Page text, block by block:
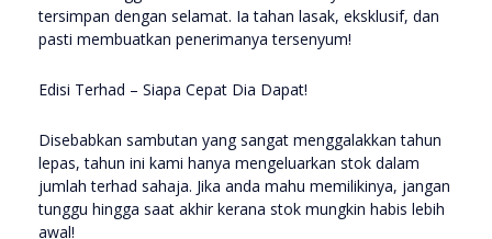
tersimpan dengan selamat. Ia tahan lasak, eksklusif, dan
pasti membuatkan penerimanya tersenyum!
Edisi Terhad – Siapa Cepat Dia Dapat!
Disebabkan sambutan yang sangat menggalakkan tahun
lepas, tahun ini kami hanya mengeluarkan stok dalam
jumlah terhad sahaja. Jika anda mahu memilikinya, jangan
tunggu hingga saat akhir kerana stok mungkin habis lebih
awal!